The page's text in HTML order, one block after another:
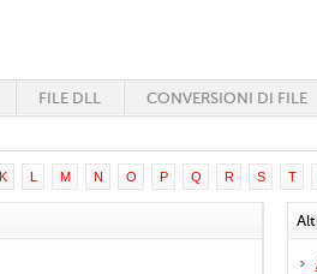
FILE DLL CONVERSIONI DI FILE
K L M N O P Q R S T